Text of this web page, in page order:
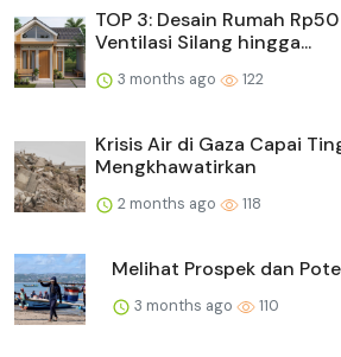
TOP 3: Desain Rumah
Ventilasi Silang hingga...
3 months ago 122
Krisis Air di Gaza Capai
Mengkhawatirkan
2 months ago 118
Melihat Prospek dan
3 months ago 110